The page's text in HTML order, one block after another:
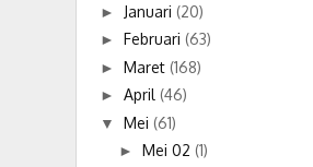
► Januari (20)
► Februari (63)
► Maret (168)
► April (46)
▼ Mei (61)
► Mei 02 (1)